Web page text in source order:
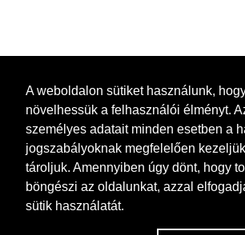
A weboldalon sütiket használunk,
növelhessük a felhasználói élményt.
személyes adatait minden esetben a
jogszabályoknak megfelelően
tároljuk. Amennyiben úgy dönt, hogy
böngészi az oldalunkat, azzal
sütik használatát.